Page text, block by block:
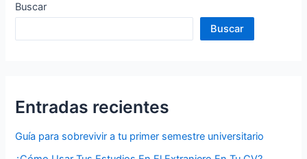
Buscar
Buscar
Entradas recientes
Guía para sobrevivir a tu primer semestre universitario